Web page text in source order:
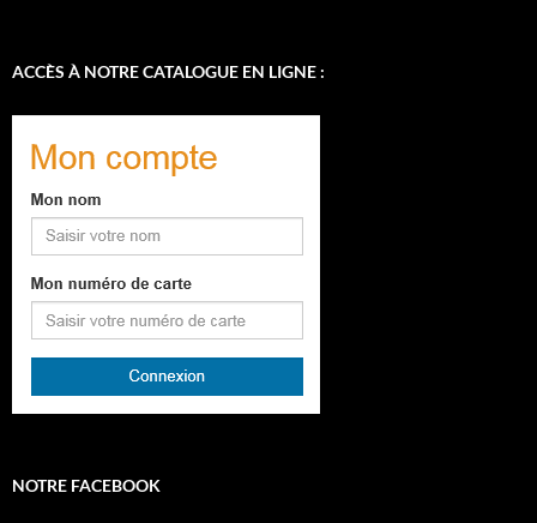
ACCÈS À NOTRE CATALOGUE EN LIGNE :
NOTRE FACEBOOK